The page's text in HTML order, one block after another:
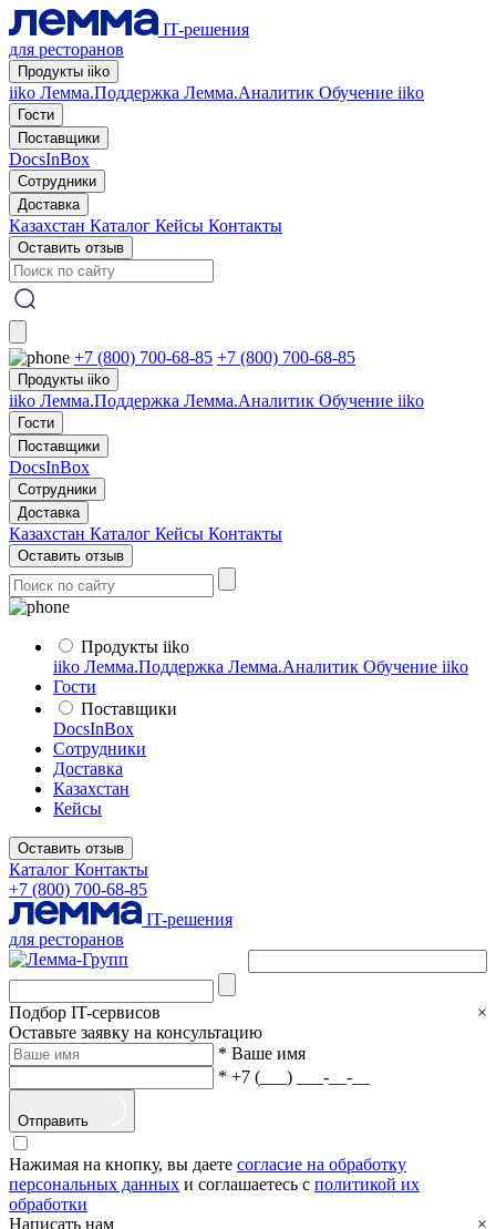
IT-решения
для ресторанов
Продукты iiko
iiko Лемма.Поддержка Лемма.Аналитик Обучение iiko
Гости
Поставщики
DocsInBox
Сотрудники
Доставка
Казахстан Каталог Кейсы Контакты
Оставить отзыв
+7 (800) 700-68-85 +7 (800) 700-68-85
Продукты iiko
iiko Лемма.Поддержка Лемма.Аналитик Обучение iiko
Гости
Поставщики
DocsInBox
Сотрудники
Доставка
Казахстан Каталог Кейсы Контакты
Оставить отзыв
Продукты iiko
iiko Лемма.Поддержка Лемма.Аналитик Обучение iiko
Гости
Поставщики
DocsInBox
Сотрудники
Доставка
Казахстан
Кейсы
Оставить отзыв
Каталог Контакты
+7 (800) 700-68-85
IT-решения
для ресторанов
Подбор IT-сервисов
×
Оставьте заявку на консультацию
* Ваше имя
* +7 (___) ___-__-__
Отправить
Нажимая на кнопку, вы даете согласие на обработку
персональных данных и соглашаетесь с политикой их
обработки
Написать нам
×